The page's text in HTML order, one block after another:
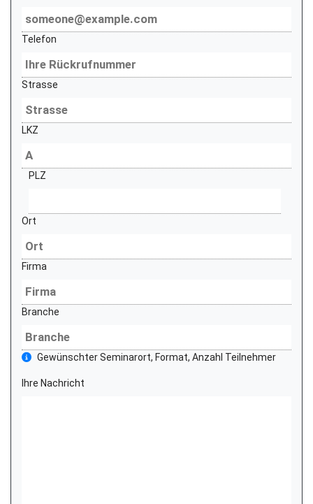
Telefon
Strasse
LKZ
PLZ
Ort
Firma
Branche
Gewünschter Seminarort, Format, Anzahl Teilnehmer
Ihre Nachricht